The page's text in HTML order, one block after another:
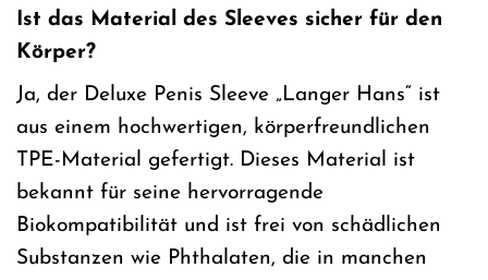
Ist das Material des Sleeves sicher für den
Körper?
Ja, der Deluxe Penis Sleeve „Langer Hans“ ist
aus einem hochwertigen, körperfreundlichen
TPE-Material gefertigt. Dieses Material ist
bekannt für seine hervorragende
Biokompatibilität und ist frei von schädlichen
Substanzen wie Phthalaten, die in manchen